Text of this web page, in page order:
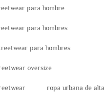
para hombre
para hombres
para hombres
oversize
ropa urbana de